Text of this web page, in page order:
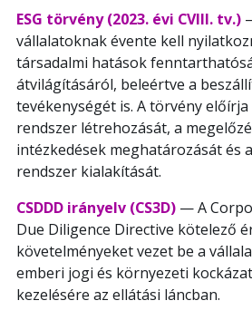
ESG törvény (2023. évi CVIII. tv.)
vállalatoknak évente kell
társadalmi hatások
átvilágításáról, beleértve a
tevékenységét is. A törvény
rendszer létrehozását, a
intézkedések meghatározását és
rendszer kialakítását.
CSDDD irányelv (CS3D) — A
Due Diligence Directive kötelező
követelményeket vezet be a
emberi jogi és környezeti
kezelésére az ellátási láncban.